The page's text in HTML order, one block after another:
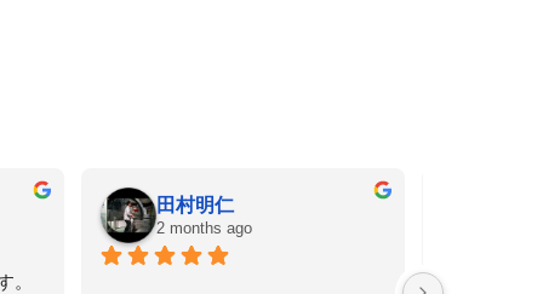
秀一
2 months ago
スーツに対